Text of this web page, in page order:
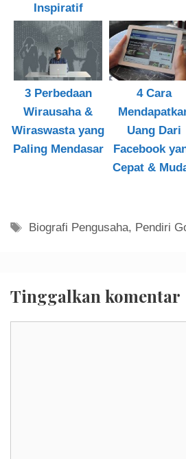
Inspiratif
3 Perbedaan
Wirausaha &
Wiraswasta yang
Paling Mendasar
4 Cara
Uang Dari
Facebook
Cepat &
Tag
Biografi Pengusaha, Pendiri
Tinggalkan komentar